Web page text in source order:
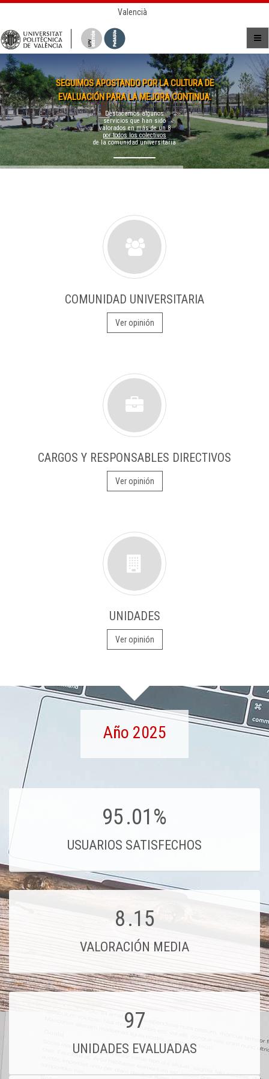
Valencià
SEGUIMOS APOSTANDO POR LA CULTURA DE
EVALUACIÓN PARA LA MEJORA CONTINUA.
Destacamos algunos
servicios que han sido
valorados enmás de un 8
por todos los colectivos
de la comunidad universitaria
COMUNIDAD UNIVERSITARIA
Ver opinión
CARGOS Y RESPONSABLES DIRECTIVOS
Ver opinión
UNIDADES
Ver opinión
Año 2025
95.01%
USUARIOS SATISFECHOS
8.15
VALORACIÓN MEDIA
97
UNIDADES EVALUADAS